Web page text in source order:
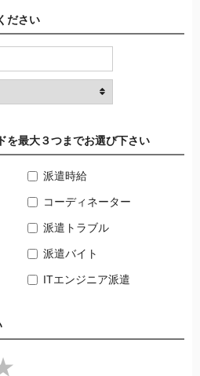
ださい
を最大３つまでお選び下さい
派遣時給
コーディネーター
派遣トラブル
派遣バイト
ITエンジニア派遣